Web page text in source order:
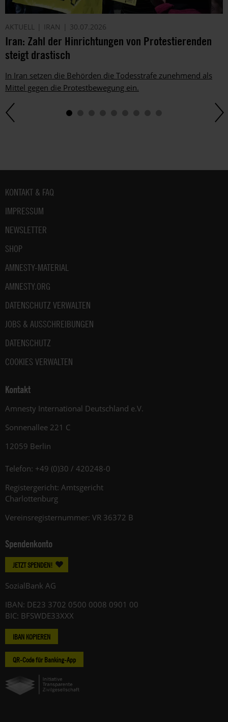
AKTUELL IRAN 30.07.2026
Iran: Zahl der Hinrichtungen von Protestierenden
steigt drastisch
In Iran setzen die Behörden die Todesstrafe zunehmend als
Mittel gegen die Protestbewegung ein.
Fußbereich
KONTAKT & FAQ
IMPRESSUM
NEWSLETTER
SHOP
AMNESTY-MATERIAL
AMNESTY.ORG
DATENSCHUTZ VERWALTEN
JOBS & AUSSCHREIBUNGEN
DATENSCHUTZ
COOKIES VERWALTEN
Kontakt
Amnesty International Deutschland e.V.
Sonnenallee 221 C
12059 Berlin
Telefon: +49 (0)30 / 420248-0
Registergericht: Amtsgericht
Charlottenburg
Vereinsregisternummer: VR 36372 B
Spendenkonto
JETZT SPENDEN!
SozialBank AG
IBAN: DE23 3702 0500 0008 0901 00
BIC: BFSWDE33XXX
IBAN KOPIEREN
QR-Code für Banking-App